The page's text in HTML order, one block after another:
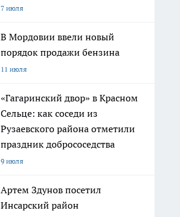
7 июля
В Мордовии ввели новый
порядок продажи бензина
11 июля
«Гагаринский двор» в Красном
Сельце: как соседи из
Рузаевского района отметили
праздник добрососедства
9 июля
Артем Здунов посетил
Инсарский район